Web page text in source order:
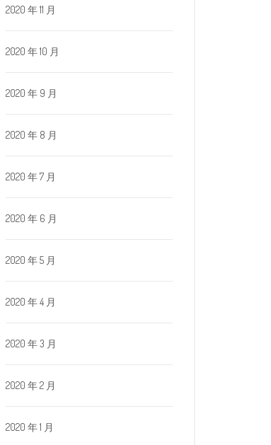
2020 年 11 月
2020 年 10 月
2020 年 9 月
2020 年 8 月
2020 年 7 月
2020 年 6 月
2020 年 5 月
2020 年 4 月
2020 年 3 月
2020 年 2 月
2020 年 1 月